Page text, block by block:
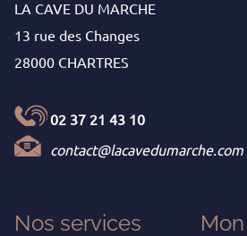
LA CAVE DU MARCHE
13 rue des Changes
28000 CHARTRES
02 37 21 43 10
contact@lacavedumarche.com
Nos services Mon